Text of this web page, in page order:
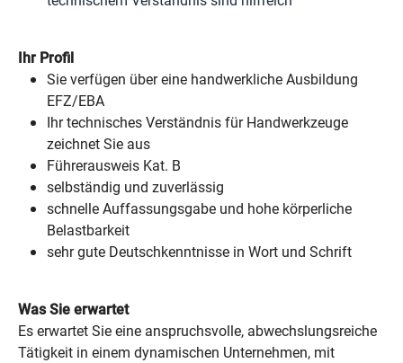
Ihr Profil
Sie verfügen über eine handwerkliche Ausbildung
EFZ/EBA
Ihr technisches Verständnis für Handwerkzeuge
zeichnet Sie aus
Führerausweis Kat. B
selbständig und zuverlässig
schnelle Auffassungsgabe und hohe körperliche
Belastbarkeit
sehr gute Deutschkenntnisse in Wort und Schrift
Was Sie erwartet
Es erwartet Sie eine anspruchsvolle, abwechslungsreiche
Tätigkeit in einem dynamischen Unternehmen, mit